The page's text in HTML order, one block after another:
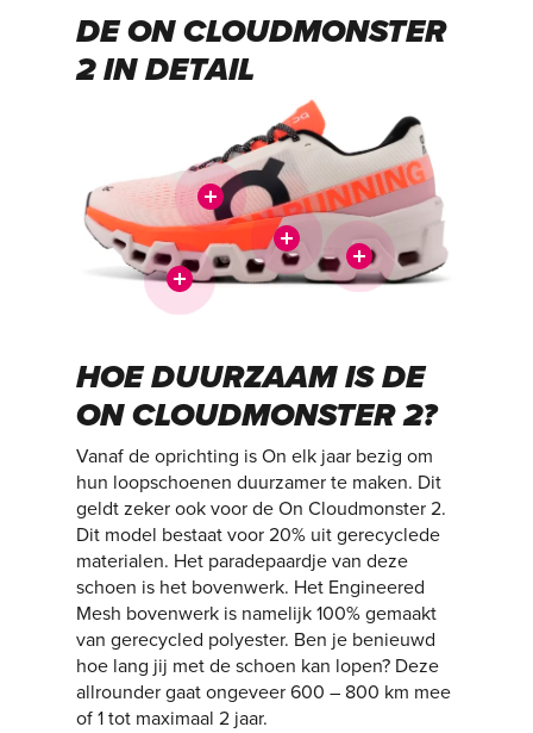
DE ON CLOUDMONSTER
2 IN DETAIL
HOE DUURZAAM IS DE
ON CLOUDMONSTER 2?
Vanaf de oprichting is On elk jaar bezig om
hun loopschoenen duurzamer te maken. Dit
geldt zeker ook voor de On Cloudmonster 2.
Dit model bestaat voor 20% uit gerecyclede
materialen. Het paradepaardje van deze
schoen is het bovenwerk. Het Engineered
Mesh bovenwerk is namelijk 100% gemaakt
van gerecycled polyester. Ben je benieuwd
hoe lang jij met de schoen kan lopen? Deze
allrounder gaat ongeveer 600 – 800 km mee
of 1 tot maximaal 2 jaar.